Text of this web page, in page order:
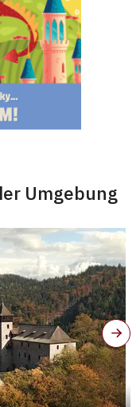
Umgebung